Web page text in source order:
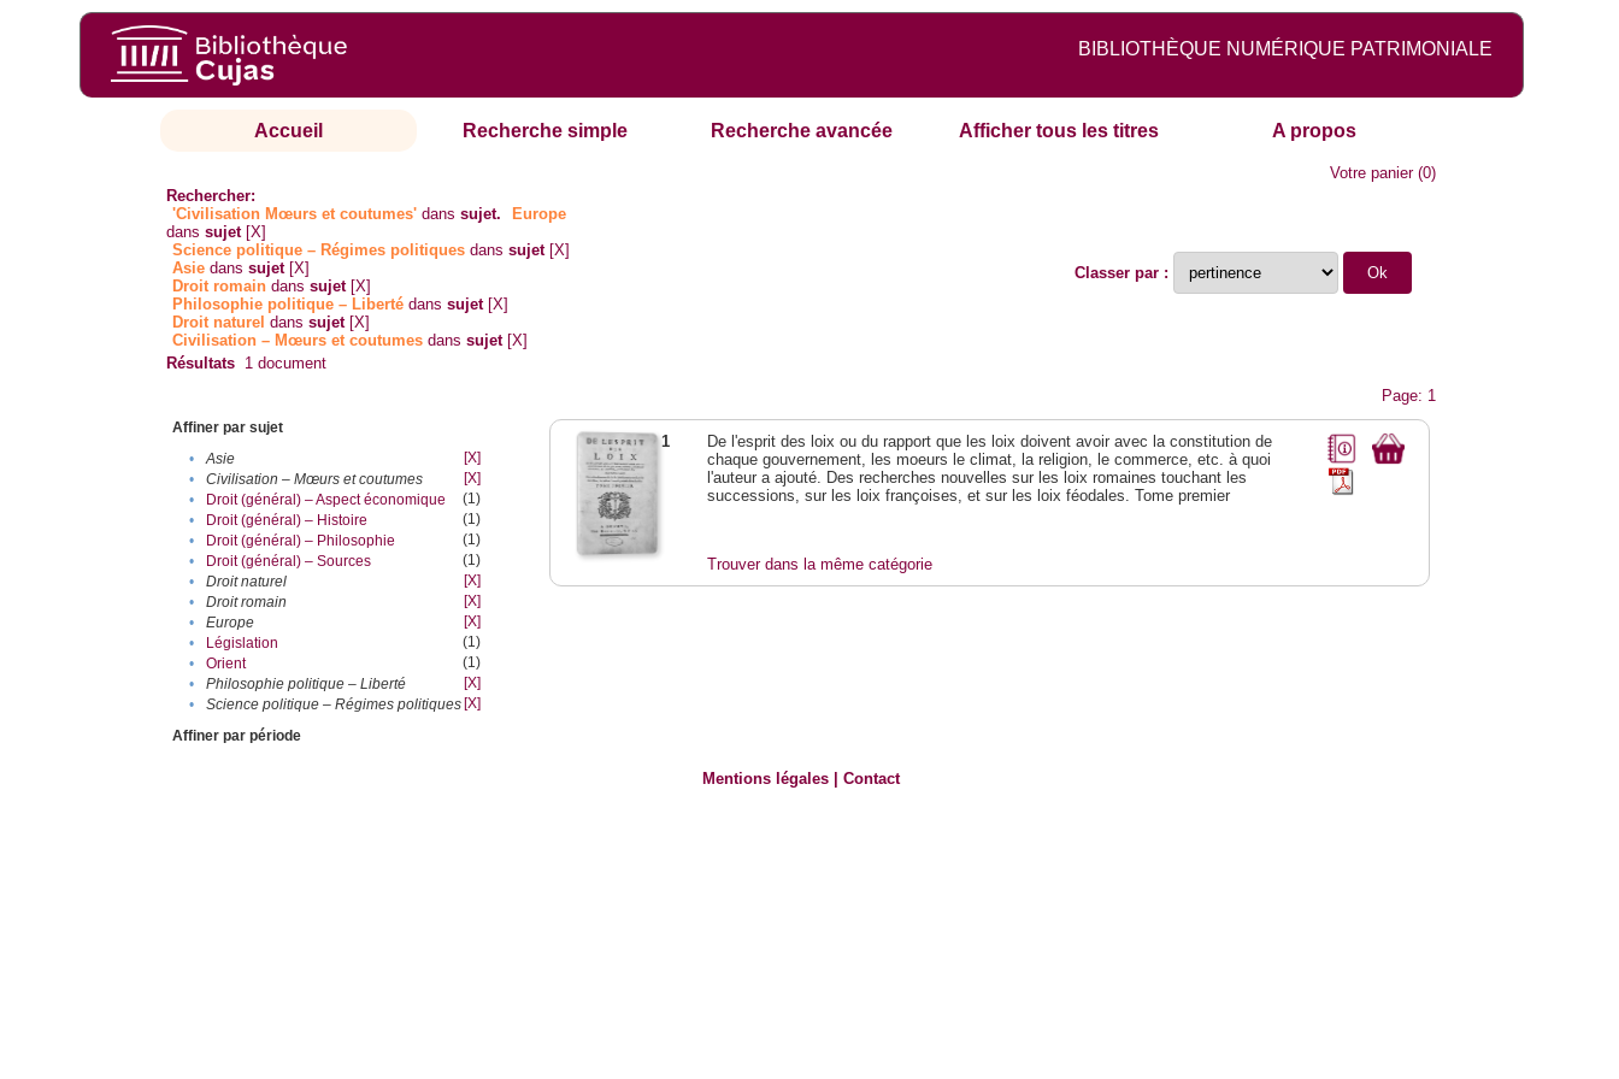
BIBLIOTHÈQUE NUMÉRIQUE PATRIMONIALE
Accueil Recherche simple Recherche avancée Afficher tous les titres A propos
Votre panier(0)
Rechercher:
'Civilisation Mœurs et coutumes' danssujet.
Europe
danssujet [X]
Science politique – Régimes politiques danssujet [X]
Asie danssujet [X]
Droit romain danssujet [X]
Philosophie politique – Liberté danssujet [X]
Droit naturel danssujet [X]
Civilisation – Mœurs et coutumes danssujet [X]
Classer par :
Résultats 1 document
Page: 1
Affiner par sujet
•
Asie
[X]
•
Civilisation – Mœurs et coutumes
[X]
•
Droit (général) – Aspect économique
(1)
•
Droit (général) – Histoire
(1)
•
Droit (général) – Philosophie
(1)
•
Droit (général) – Sources
(1)
•
Droit naturel
[X]
•
Droit romain
[X]
•
Europe
[X]
•
Législation
(1)
•
Orient
(1)
•
Philosophie politique – Liberté
[X]
•
Science politique – Régimes politiques [X]
Affiner par période
1
De l'esprit des loix ou du rapport que les loix doivent avoir avec la constitution de
chaque gouvernement, les moeurs le climat, la religion, le commerce, etc. à quoi
l'auteur a ajouté. Des recherches nouvelles sur les loix romaines touchant les
successions, sur les loix françoises, et sur les loix féodales. Tome premier
Trouver dans la même catégorie
Mentions légales |Contact